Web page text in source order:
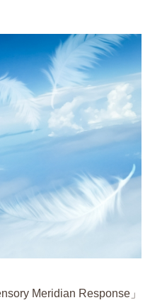
Meridian Response」